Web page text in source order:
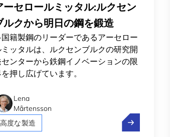
ルクの教授からスペーステックの創業者へ
ーセロールミッタル:ルクセン
ルクから明日の鋼を鍛造
国籍製鋼のリーダーであるアーセロー
ミッタルは、ルクセンブルクの研究開
ンターから鉄鋼イノベーションの限
押し広げています。
Lena
Mårtensson
高度な製造
アーセロールミ